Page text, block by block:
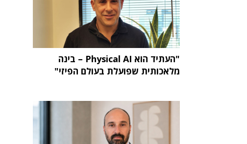
"העתיד הוא Physical AI – בינה
מלאכותית שפועלת בעולם הפיזי"